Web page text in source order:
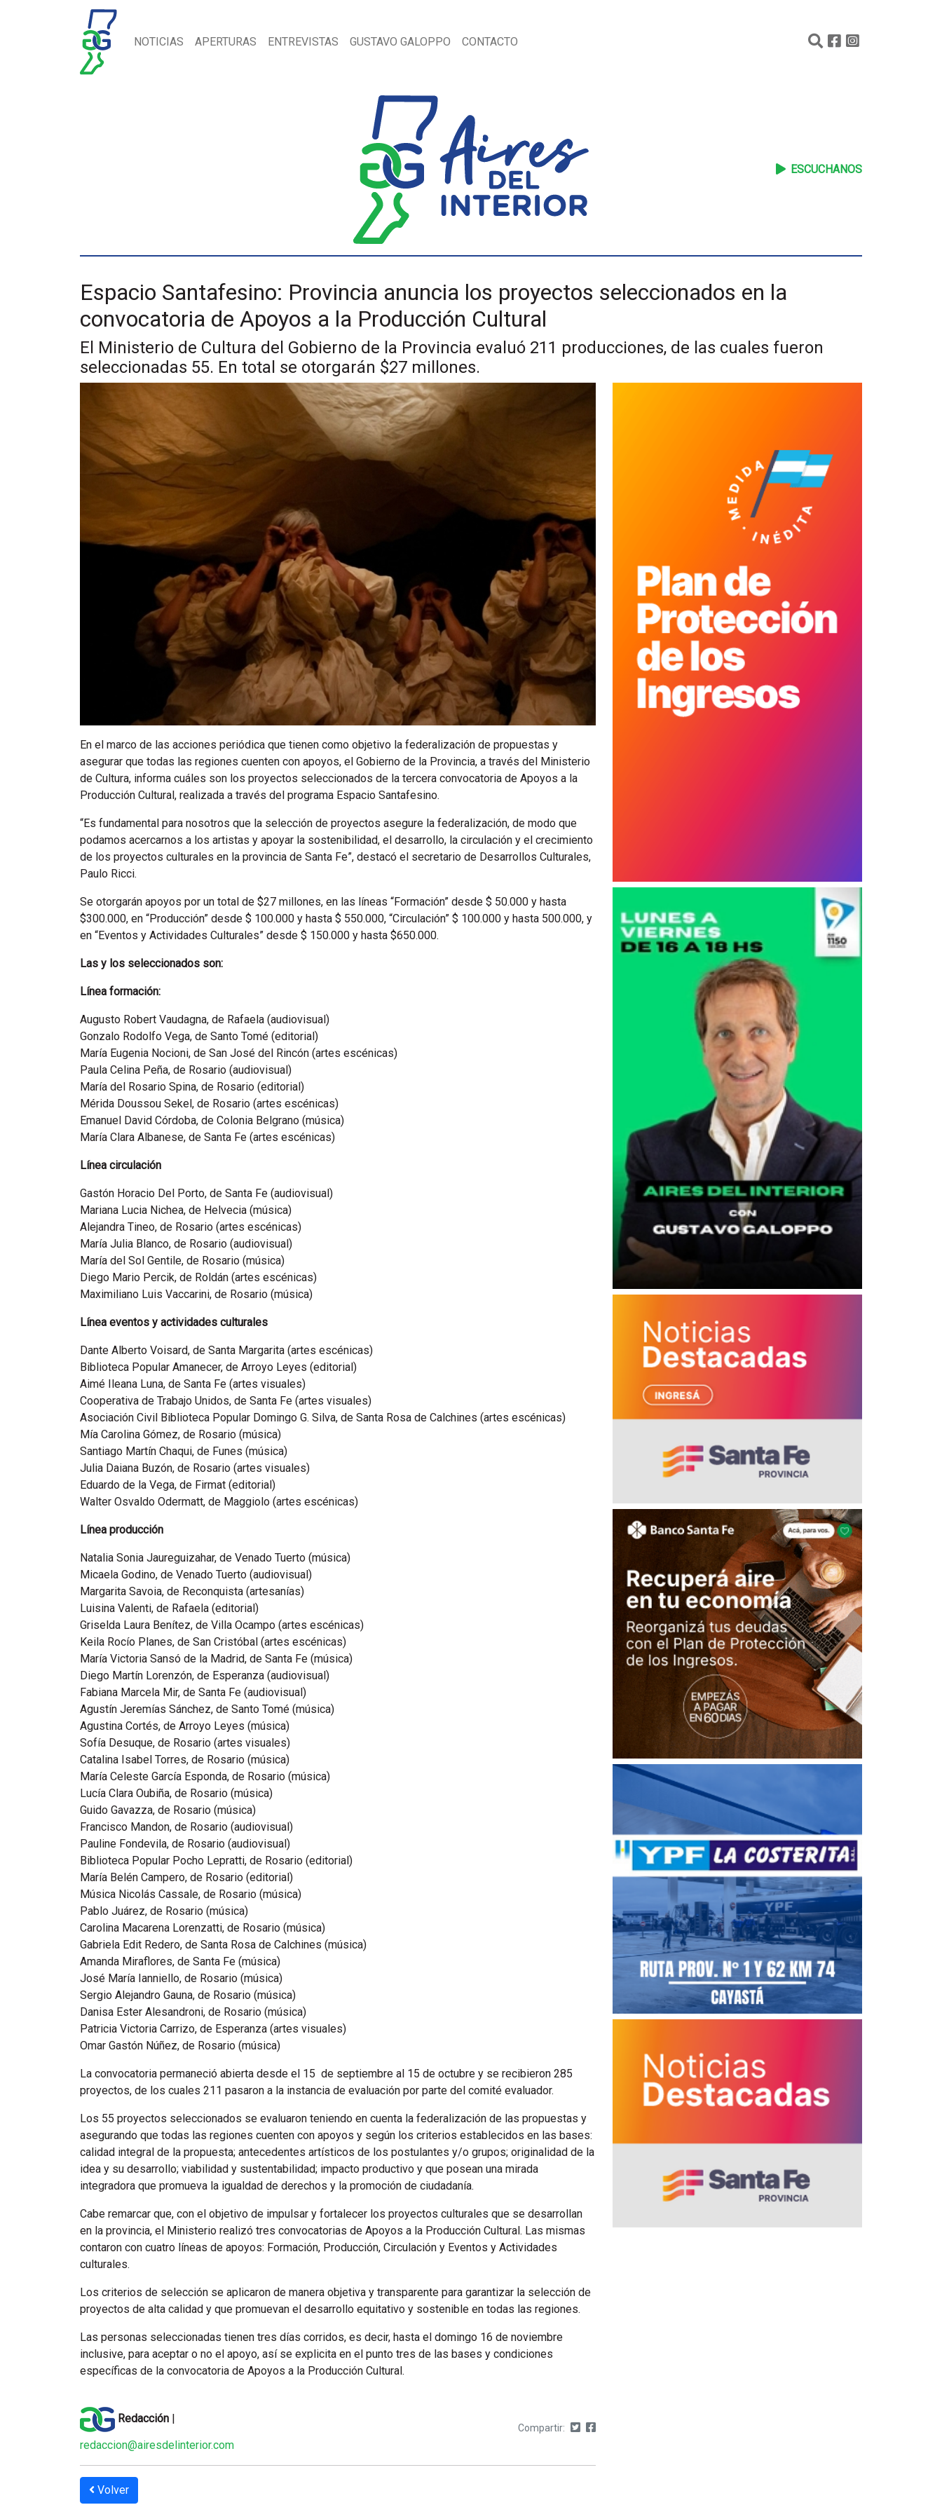
NOTICIAS APERTURAS ENTREVISTAS GUSTAVO GALOPPO CONTACTO
ESCUCHANOS
Espacio Santafesino: Provincia anuncia los proyectos seleccionados en la
convocatoria de Apoyos a la Producción Cultural
El Ministerio de Cultura del Gobierno de la Provincia evaluó 211 producciones, de las cuales fueron
seleccionadas 55. En total se otorgarán $27 millones.
En el marco de las acciones periódica que tienen como objetivo la federalización de propuestas y
asegurar que todas las regiones cuenten con apoyos, el Gobierno de la Provincia, a través del Ministerio
de Cultura, informa cuáles son los proyectos seleccionados de la tercera convocatoria de Apoyos a la
Producción Cultural, realizada a través del programa Espacio Santafesino.
“Es fundamental para nosotros que la selección de proyectos asegure la federalización, de modo que
podamos acercarnos a los artistas y apoyar la sostenibilidad, el desarrollo, la circulación y el crecimiento
de los proyectos culturales en la provincia de Santa Fe”, destacó el secretario de Desarrollos Culturales,
Paulo Ricci.
Se otorgarán apoyos por un total de $27 millones, en las líneas “Formación” desde $ 50.000 y hasta
$300.000, en “Producción” desde $ 100.000 y hasta $ 550.000, “Circulación” $ 100.000 y hasta 500.000, y
en “Eventos y Actividades Culturales” desde $ 150.000 y hasta $650.000.
Las y los seleccionados son:
Línea formación:
Augusto Robert Vaudagna, de Rafaela (audiovisual)
Gonzalo Rodolfo Vega, de Santo Tomé (editorial)
María Eugenia Nocioni, de San José del Rincón (artes escénicas)
Paula Celina Peña, de Rosario (audiovisual)
María del Rosario Spina, de Rosario (editorial)
Mérida Doussou Sekel, de Rosario (artes escénicas)
Emanuel David Córdoba, de Colonia Belgrano (música)
María Clara Albanese, de Santa Fe (artes escénicas)
Línea circulación
Gastón Horacio Del Porto, de Santa Fe (audiovisual)
Mariana Lucia Nichea, de Helvecia (música)
Alejandra Tineo, de Rosario (artes escénicas)
María Julia Blanco, de Rosario (audiovisual)
María del Sol Gentile, de Rosario (música)
Diego Mario Percik, de Roldán (artes escénicas)
Maximiliano Luis Vaccarini, de Rosario (música)
Línea eventos y actividades culturales
Dante Alberto Voisard, de Santa Margarita (artes escénicas)
Biblioteca Popular Amanecer, de Arroyo Leyes (editorial)
Aimé Ileana Luna, de Santa Fe (artes visuales)
Cooperativa de Trabajo Unidos, de Santa Fe (artes visuales)
Asociación Civil Biblioteca Popular Domingo G. Silva, de Santa Rosa de Calchines (artes escénicas)
Mía Carolina Gómez, de Rosario (música)
Santiago Martín Chaqui, de Funes (música)
Julia Daiana Buzón, de Rosario (artes visuales)
Eduardo de la Vega, de Firmat (editorial)
Walter Osvaldo Odermatt, de Maggiolo (artes escénicas)
Línea producción
Natalia Sonia Jaureguizahar, de Venado Tuerto (música)
Micaela Godino, de Venado Tuerto (audiovisual)
Margarita Savoia, de Reconquista (artesanías)
Luisina Valenti, de Rafaela (editorial)
Griselda Laura Benítez, de Villa Ocampo (artes escénicas)
Keila Rocío Planes, de San Cristóbal (artes escénicas)
María Victoria Sansó de la Madrid, de Santa Fe (música)
Diego Martín Lorenzón, de Esperanza (audiovisual)
Fabiana Marcela Mir, de Santa Fe (audiovisual)
Agustín Jeremías Sánchez, de Santo Tomé (música)
Agustina Cortés, de Arroyo Leyes (música)
Sofía Desuque, de Rosario (artes visuales)
Catalina Isabel Torres, de Rosario (música)
María Celeste García Esponda, de Rosario (música)
Lucía Clara Oubiña, de Rosario (música)
Guido Gavazza, de Rosario (música)
Francisco Mandon, de Rosario (audiovisual)
Pauline Fondevila, de Rosario (audiovisual)
Biblioteca Popular Pocho Lepratti, de Rosario (editorial)
María Belén Campero, de Rosario (editorial)
Música Nicolás Cassale, de Rosario (música)
Pablo Juárez, de Rosario (música)
Carolina Macarena Lorenzatti, de Rosario (música)
Gabriela Edit Redero, de Santa Rosa de Calchines (música)
Amanda Miraflores, de Santa Fe (música)
José María Ianniello, de Rosario (música)
Sergio Alejandro Gauna, de Rosario (música)
Danisa Ester Alesandroni, de Rosario (música)
Patricia Victoria Carrizo, de Esperanza (artes visuales)
Omar Gastón Núñez, de Rosario (música)
La convocatoria permaneció abierta desde el 15 de septiembre al 15 de octubre y se recibieron 285
proyectos, de los cuales 211 pasaron a la instancia de evaluación por parte del comité evaluador.
Los 55 proyectos seleccionados se evaluaron teniendo en cuenta la federalización de las propuestas y
asegurando que todas las regiones cuenten con apoyos y según los criterios establecidos en las bases:
calidad integral de la propuesta; antecedentes artísticos de los postulantes y/o grupos; originalidad de la
idea y su desarrollo; viabilidad y sustentabilidad; impacto productivo y que posean una mirada
integradora que promueva la igualdad de derechos y la promoción de ciudadanía.
Cabe remarcar que, con el objetivo de impulsar y fortalecer los proyectos culturales que se desarrollan
en la provincia, el Ministerio realizó tres convocatorias de Apoyos a la Producción Cultural. Las mismas
contaron con cuatro líneas de apoyos: Formación, Producción, Circulación y Eventos y Actividades
culturales.
Los criterios de selección se aplicaron de manera objetiva y transparente para garantizar la selección de
proyectos de alta calidad y que promuevan el desarrollo equitativo y sostenible en todas las regiones.
Las personas seleccionadas tienen tres días corridos, es decir, hasta el domingo 16 de noviembre
inclusive, para aceptar o no el apoyo, así se explicita en el punto tres de las bases y condiciones
específicas de la convocatoria de Apoyos a la Producción Cultural.
Redacción
redaccion@airesdelinterior.com
Compartir:
Volver